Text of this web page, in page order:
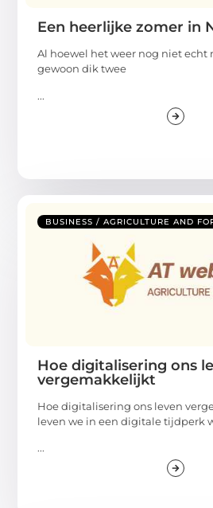
Een heerlijke zomer in
Al hoewel het weer nog niet echt
gewoon dik twee
...
BUSINESS / AGRICULTURE AND
Hoe digitalisering ons
vergemakkelijkt
Hoe digitalisering ons leven
leven we in een digitale tijdperk
...